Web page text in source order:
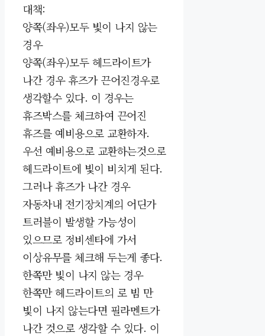
대책:
양쪽(좌우)모두 빛이 나지 않는
경우
양쪽(좌우)모두 헤드라이트가
나간 경우 휴즈가 끈어진경우로
생각할수 있다. 이 경우는
휴즈박스를 체크하여 끈어진
휴즈를 예비용으로 교환하자.
우선 예비용으로 교환하는것으로
헤드라이트에 빛이 비치게 된다.
그러나 휴즈가 나간 경우
자동차내 전기장치계의 어딘가
트러블이 발생할 가능성이
있으므로 정비센타에 가서
이상유무를 체크해 두는게 좋다.
한쪽만 빛이 나지 않는 경우
한쪽만 헤드라이트의 로 빔 만
빛이 나지 않는다면 필라멘트가
나간 것으로 생각할 수 있다. 이